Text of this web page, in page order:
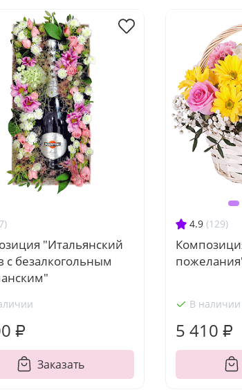
"Итальянский
с безалкогольным
₽
Заказать
4.9 (129)
В наличии
5 410 ₽